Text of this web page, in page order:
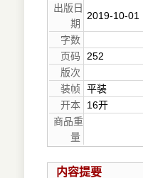
出版日
期
2019-10-01
字数
页码
252
版次
装帧 平装
开本
16开
商品重
量
内容提要